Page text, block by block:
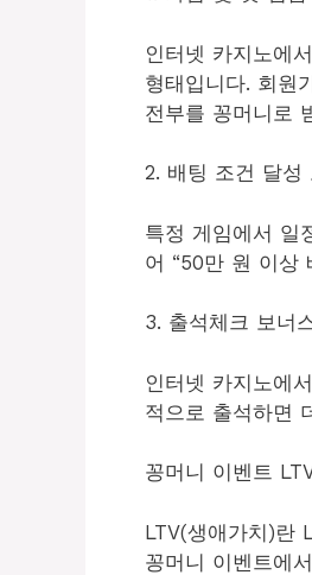
인터넷 카지노에
형태입니다. 회원
전부를 꽁머니로
2. 배팅 조건 달성
특정 게임에서 일
어 “50만 원 이상
3. 출석체크 보너
인터넷 카지노에
적으로 출석하면
꽁머니 이벤트
LTV(생애가치)란
꽁머니 이벤트에